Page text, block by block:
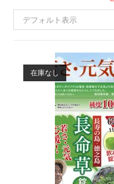
デフォルト表示
在庫なし